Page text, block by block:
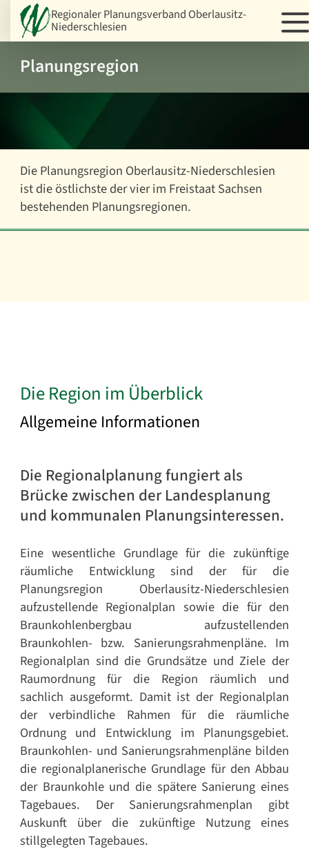
Regionaler Planungsverband Oberlausitz-
Niederschlesien
Planungsregion
Die Planungsregion Oberlausitz-Niederschlesien
ist die östlichste der vier im Freistaat Sachsen
bestehenden Planungsregionen.
Die Region im Überblick
Allgemeine Informationen
Die Regionalplanung fungiert als
Brücke zwischen der Landesplanung
und kommunalen Planungsinteressen.
Eine wesentliche Grundlage für die zukünftige
räumliche Entwicklung sind der für die
Planungsregion Oberlausitz-Niederschlesien
aufzustellende Regionalplan sowie die für den
Braunkohlenbergbau aufzustellenden
Braunkohlen- bzw. Sanierungsrahmenpläne. Im
Regionalplan sind die Grundsätze und Ziele der
Raumordnung für die Region räumlich und
sachlich ausgeformt. Damit ist der Regionalplan
der verbindliche Rahmen für die räumliche
Ordnung und Entwicklung im Planungsgebiet.
Braunkohlen- und Sanierungsrahmenpläne bilden
die regionalplanerische Grundlage für den Abbau
der Braunkohle und die spätere Sanierung eines
Tagebaues. Der Sanierungsrahmenplan gibt
Auskunft über die zukünftige Nutzung eines
stillgelegten Tagebaues.